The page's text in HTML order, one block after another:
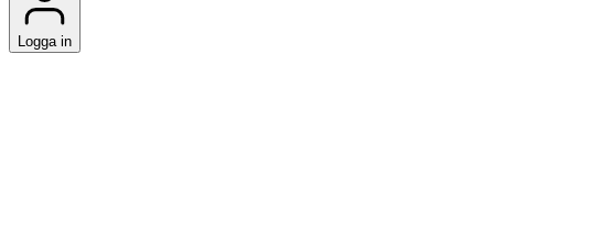
Logga in